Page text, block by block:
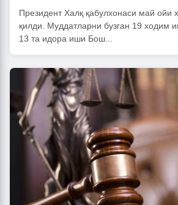
Президент Халқ қабулхонаси май ойи
қилди. Муддатларни бузган 19 ходим
13 та идора иши Бош...